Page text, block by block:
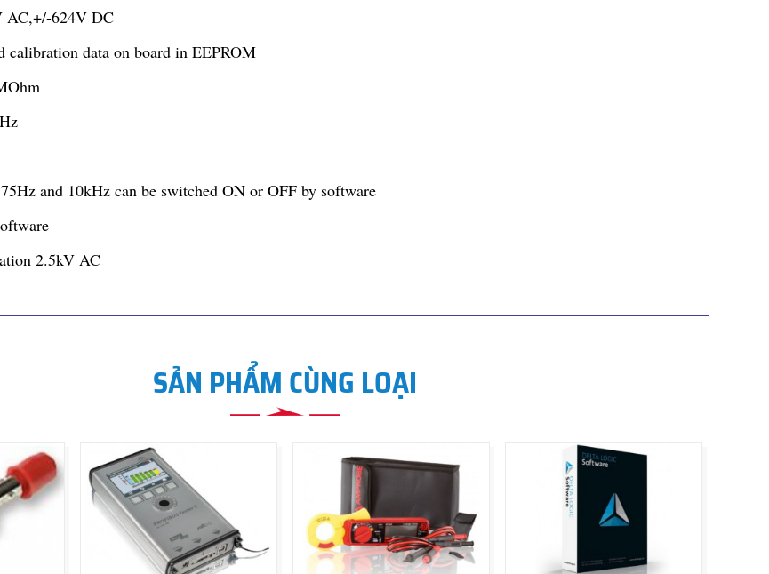
AC,+/-624V DC
calibration data on board in EEPROM
and 10kHz can be switched ON or OFF by software
2.5kV AC
SẢN PHẨM CÙNG LOẠI